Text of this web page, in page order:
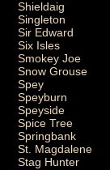
Shieldaig
Singleton
Sir Edward
Six Isles
Smokey Joe
Snow Grouse
Spey
Speyburn
Speyside
Spice Tree
Springbank
St. Magdalene
Stag Hunter